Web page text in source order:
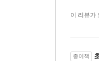
이 리뷰가
종이책